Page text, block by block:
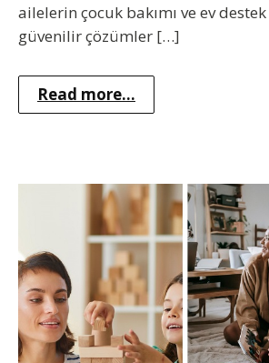
ailelerin çocuk bakımı ve ev
güvenilir çözümler […]
Read more...